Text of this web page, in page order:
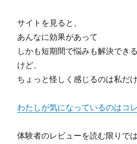
サイトを見ると、
あんなに効果があって
しかも短期間で悩みも解決でき
けど、
ちょっと怪しく感じるのは私だ
わたしが気になっているのはコ
体験者のレビューを読む限りでは